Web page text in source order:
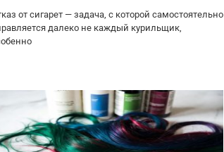
от сигарет — задача, с которой самостоятельно
далеко не каждый курильщик,